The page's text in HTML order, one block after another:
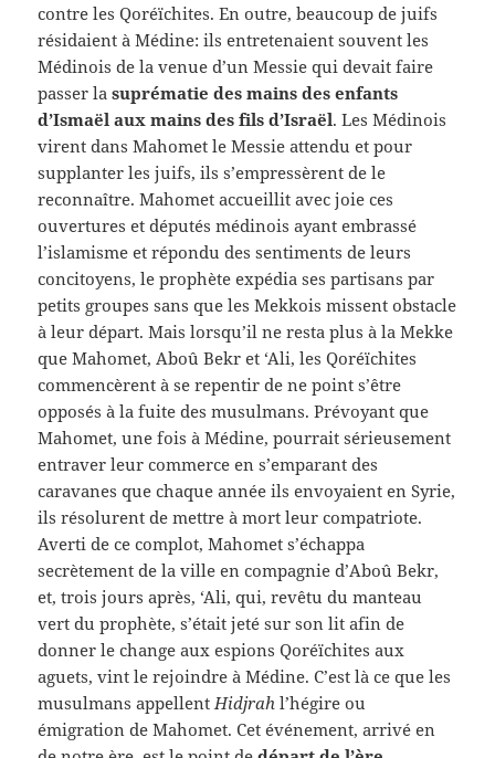
contre les Qoréïchites. En outre, beaucoup de juifs
résidaient à Médine: ils entretenaient souvent les
Médinois de la venue d’un Messie qui devait faire
passer la suprématie des mains des enfants
d’Ismaël aux mains des fils d’Israël. Les Médinois
virent dans Mahomet le Messie attendu et pour
supplanter les juifs, ils s’empressèrent de le
reconnaître. Mahomet accueillit avec joie ces
ouvertures et députés médinois ayant embrassé
l’islamisme et répondu des sentiments de leurs
concitoyens, le prophète expédia ses partisans par
petits groupes sans que les Mekkois missent obstacle
à leur départ. Mais lorsqu’il ne resta plus à la Mekke
que Mahomet, Aboû Bekr et ‘Ali, les Qoréïchites
commencèrent à se repentir de ne point s’être
opposés à la fuite des musulmans. Prévoyant que
Mahomet, une fois à Médine, pourrait sérieusement
entraver leur commerce en s’emparant des
caravanes que chaque année ils envoyaient en Syrie,
ils résolurent de mettre à mort leur compatriote.
Averti de ce complot, Mahomet s’échappa
secrètement de la ville en compagnie d’Aboû Bekr,
et, trois jours après, ‘Ali, qui, revêtu du manteau
vert du prophète, s’était jeté sur son lit afin de
donner le change aux espions Qoréïchites aux
aguets, vint le rejoindre à Médine. C’est là ce que les
musulmans appellentHidjrah l’hégire ou
émigration de Mahomet. Cet événement, arrivé en